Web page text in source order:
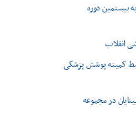
بیستمین دوره
انقلاب
کمیته پوشش پزشکی
در مجموعه